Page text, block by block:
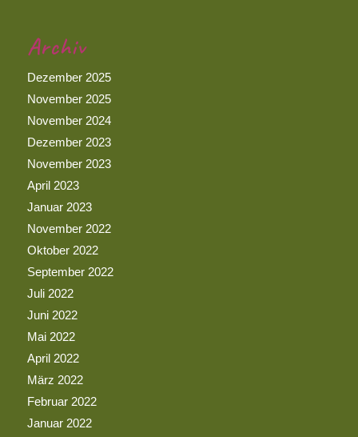
Archiv
Dezember 2025
November 2025
November 2024
Dezember 2023
November 2023
April 2023
Januar 2023
November 2022
Oktober 2022
September 2022
Juli 2022
Juni 2022
Mai 2022
April 2022
März 2022
Februar 2022
Januar 2022